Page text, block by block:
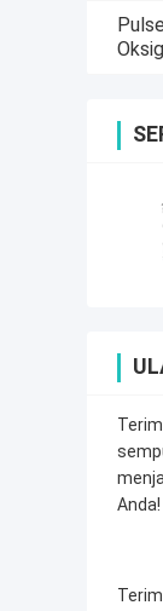
Anda!